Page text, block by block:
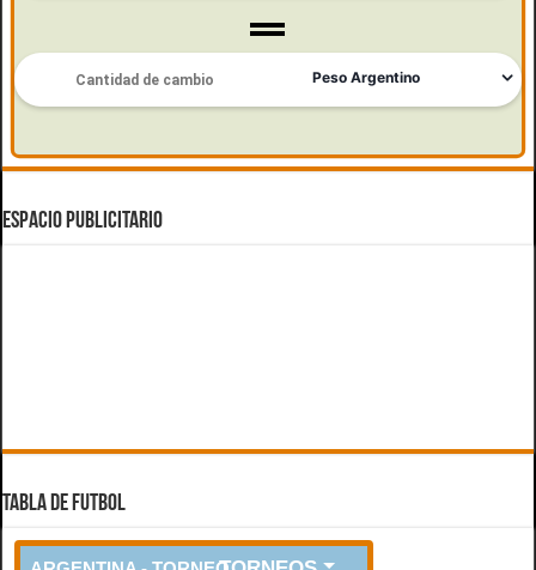
ESPACIO PUBLICITARIO
TABLA DE FUTBOL